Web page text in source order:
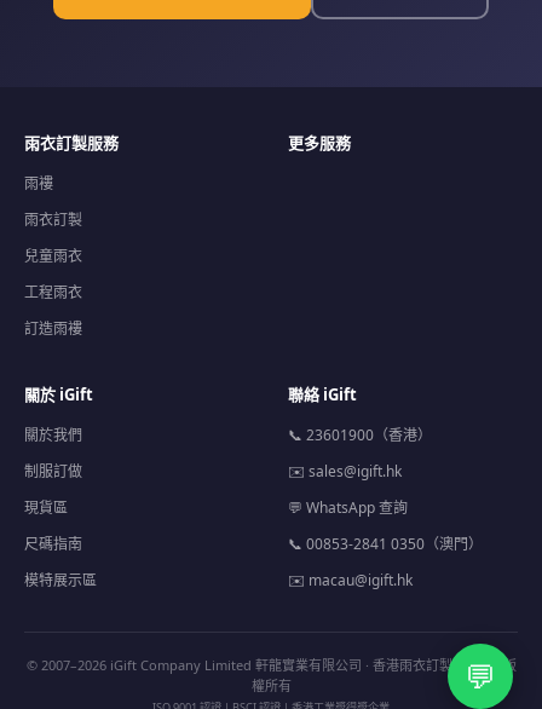
雨衣訂製服務
雨褸
雨衣訂製
兒童雨衣
工程雨衣
訂造雨褸
更多服務
關於 iGift
關於我們
制服訂做
現貨區
尺碼指南
模特展示區
聯絡 iGift
📞 23601900（香港）
✉️ sales@igift.hk
💬 WhatsApp 查詢
📞 00853-2841 0350（澳門）
✉️ macau@igift.hk
© 2007–2026 iGift Company Limited 軒龍實業有限公司 · 香港雨衣訂製專門店 · 版
權所有
💬